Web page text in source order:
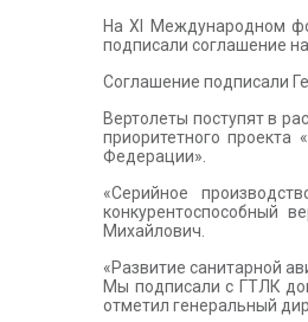
На XI Международном
подписали соглашение
Соглашение подписали
Вертолеты поступят в
приоритетного
Федерации».
«Серийное
конкурентоспособный
Михайлович.
«Развитие санитарной
Мы подписали с ГТЛК
отметил генеральный